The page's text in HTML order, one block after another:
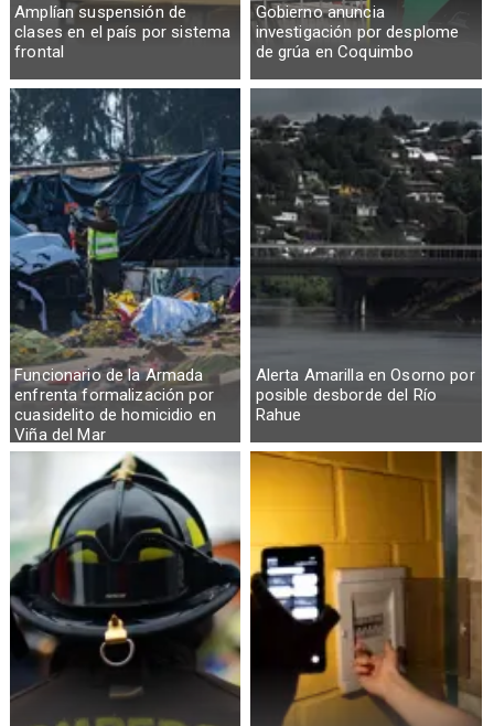
Amplían suspensión de
clases en el país por sistema
frontal
Gobierno anuncia
investigación por desplome
de grúa en Coquimbo
Funcionario de la Armada
enfrenta formalización por
cuasidelito de homicidio en
Viña del Mar
Alerta Amarilla en Osorno por
posible desborde del Río
Rahue